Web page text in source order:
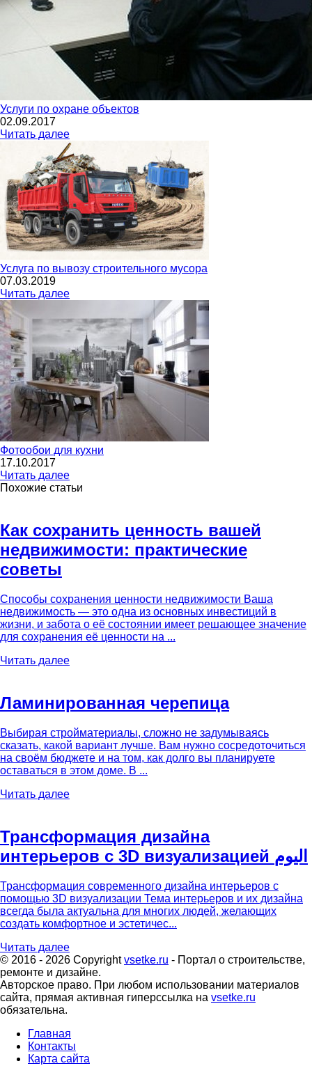
Услуги по охране объектов
02.09.2017
Читать далее
Услуга по вывозу строительного мусора
07.03.2019
Читать далее
Фотообои для кухни
17.10.2017
Читать далее
Похожие статьи
Как сохранить ценность вашей
недвижимости: практические
советы
Способы сохранения ценности недвижимости Ваша
недвижимость — это одна из основных инвестиций в
жизни, и забота о её состоянии имеет решающее значение
для сохранения её ценности на ...
Читать далее
Ламинированная черепица
Выбирая стройматериалы, сложно не задумываясь
сказать, какой вариант лучше. Вам нужно сосредоточиться
на своём бюджете и на том, как долго вы планируете
оставаться в этом доме. В ...
Читать далее
Трансформация дизайна
интерьеров с 3D визуализацией اليوم
Трансформация современного дизайна интерьеров с
помощью 3D визуализации Тема интерьеров и их дизайна
всегда была актуальна для многих людей, желающих
создать комфортное и эстетичес...
Читать далее
© 2016 - 2026 Copyrightvsetke.ru - Портал о строительстве,
ремонте и дизайне.
Авторское право. При любом использовании материалов
сайта, прямая активная гиперссылка на vsetke.ru
обязательна.
Главная
Контакты
Карта сайта